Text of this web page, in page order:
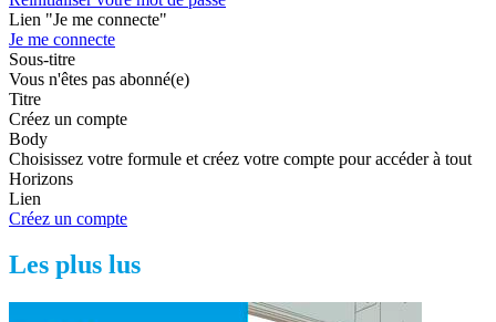
Lien "Je me connecte"
Je me connecte
Sous-titre
Vous n'êtes pas abonné(e)
Titre
Créez un compte
Body
Choisissez votre formule et créez votre compte pour accéder à tout
Horizons
Lien
Créez un compte
Les plus lus